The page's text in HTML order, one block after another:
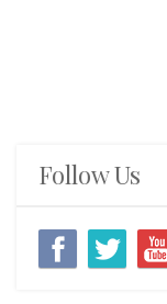
Follow Us